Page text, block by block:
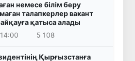
немесе білім беру
талапкерлер вакант
қатыса алады
5 108
Қырғызстанға